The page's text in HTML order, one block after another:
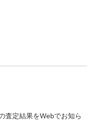
査定結果をWebでお知ら